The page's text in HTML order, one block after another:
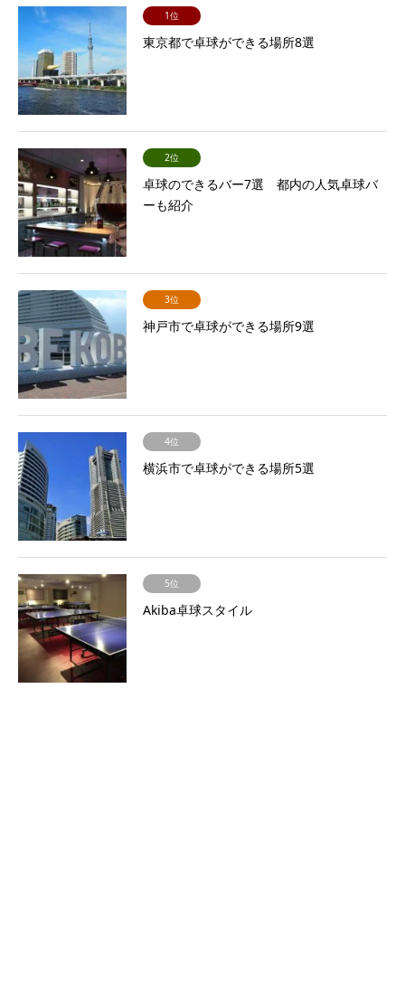
1位
東京都で卓球ができる場所8選
2位
卓球のできるバー7選 都内の人気卓球バ
ーも紹介
3位
神戸市で卓球ができる場所9選
4位
横浜市で卓球ができる場所5選
5位
Akiba卓球スタイル